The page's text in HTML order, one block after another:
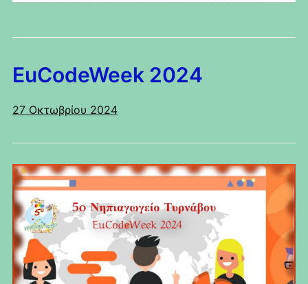
EuCodeWeek 2024
27 Οκτωβρίου 2024